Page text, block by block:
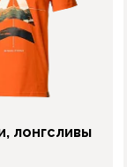
лонгсливы